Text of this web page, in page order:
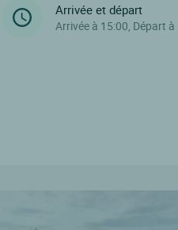
Arrivée et départ
Arrivée à 15:00, Départ à